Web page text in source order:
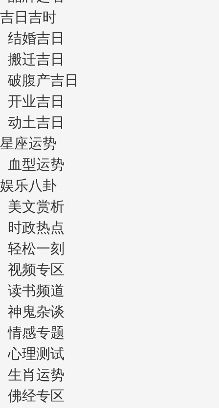
吉日吉时
结婚吉日
搬迁吉日
破腹产吉日
开业吉日
动土吉日
星座运势
血型运势
娱乐八卦
美文赏析
时政热点
轻松一刻
视频专区
读书频道
神鬼杂谈
情感专题
心理测试
生肖运势
佛经专区